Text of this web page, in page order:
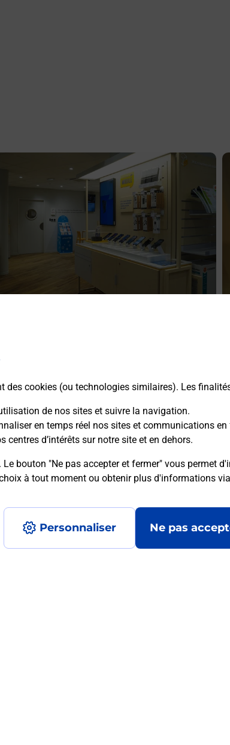
des cookies (ou technologies similaires). Les
de nos sites et suivre la navigation.
en temps réel nos sites et communications
d’intérêts sur notre site et en dehors.
bouton "Ne pas accepter et fermer" vous permet
à tout moment ou obtenir plus d'informations via
Personnaliser Ne pas
plus
Découvrez notre offre de téléphones iPhone Apple
posées